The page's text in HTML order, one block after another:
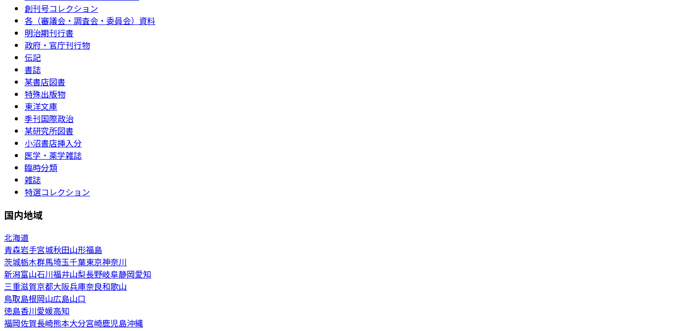
創刊号コレクション
各（審議会・調査会・委員会）資料
明治期刊行書
政府・官庁刊行物
伝記
書誌
某書店図書
特殊出版物
東洋文庫
季刊国際政治
某研究所図書
小沼書店挿入分
医学・薬学雑誌
臨時分類
雑誌
特選コレクション
国内地域
北海道
青森岩手宮城秋田山形福島
茨城栃木群馬埼玉千葉東京神奈川
新潟富山石川福井山梨長野岐阜静岡愛知
三重滋賀京都大阪兵庫奈良和歌山
鳥取島根岡山広島山口
徳島香川愛媛高知
福岡佐賀長崎熊本大分宮崎鹿児島沖縄